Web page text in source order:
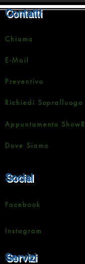
Contatti
Chiama
E-Mail
Preventivo
Richiedi Sopralluogo
Appuntamento
Dove Siamo
Social
Facebook
Instagram
Servizi